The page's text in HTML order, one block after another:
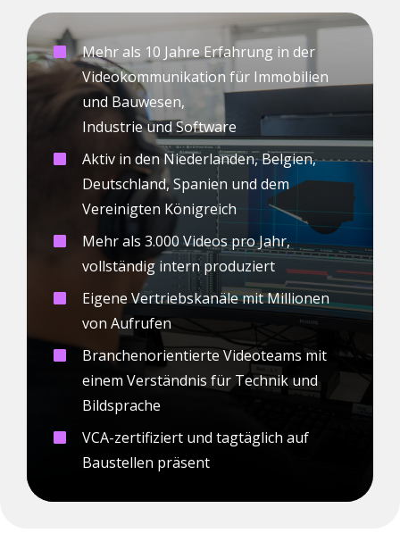
Mehr als 10 Jahre Erfahrung in der
Videokommunikation für Immobilien
und Bauwesen,
Industrie und Software
Aktiv in den Niederlanden, Belgien,
Deutschland, Spanien und dem
Vereinigten Königreich
Mehr als 3.000 Videos pro Jahr,
vollständig intern produziert
Eigene Vertriebskanäle mit Millionen
von Aufrufen
Branchenorientierte Videoteams mit
einem Verständnis für Technik und
Bildsprache
VCA-zertifiziert und tagtäglich auf
Baustellen präsent